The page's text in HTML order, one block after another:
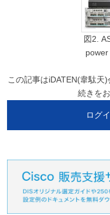
図2.
この記事はiDATEN(韋駄天
続きを
ログ